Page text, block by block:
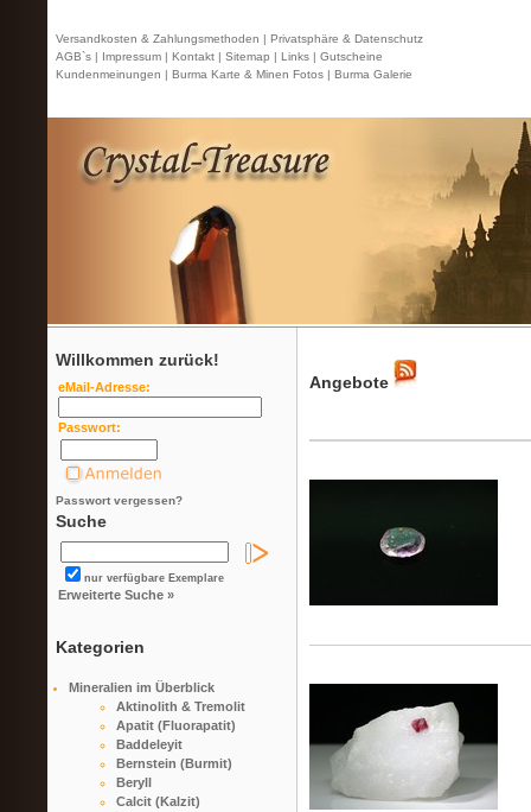
Versandkosten & Zahlungsmethoden | Privatsphäre & Datenschutz
AGB`s | Impressum | Kontakt | Sitemap | Links | Gutscheine
Kundenmeinungen | Burma Karte & Minen Fotos | Burma Galerie
Willkommen zurück!
eMail-Adresse:
Passwort:
Passwort vergessen?
Suche
nur verfügbare Exemplare
Erweiterte Suche »
Kategorien
Mineralien im Überblick
Aktinolith & Tremolit
Apatit (Fluorapatit)
Baddeleyit
Bernstein (Burmit)
Beryll
Calcit (Kalzit)
Angebote